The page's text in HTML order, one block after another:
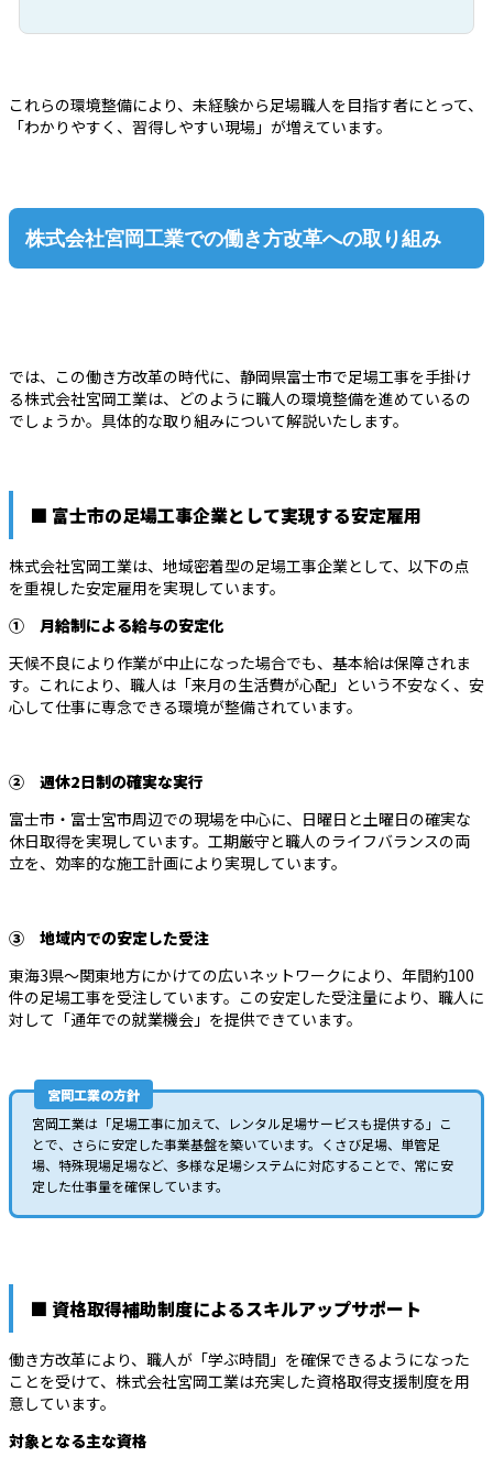
これらの環境整備により、未経験から足場職人を目指す者にとって、
「わかりやすく、習得しやすい現場」が増えています。
株式会社宮岡工業での働き方改革への取り組み
では、この働き方改革の時代に、静岡県富士市で足場工事を手掛け
る株式会社宮岡工業は、どのように職人の環境整備を進めているの
でしょうか。具体的な取り組みについて解説いたします。
■ 富士市の足場工事企業として実現する安定雇用
株式会社宮岡工業は、地域密着型の足場工事企業として、以下の点
を重視した安定雇用を実現しています。
① 月給制による給与の安定化
天候不良により作業が中止になった場合でも、基本給は保障されま
す。これにより、職人は「来月の生活費が心配」という不安なく、安
心して仕事に専念できる環境が整備されています。
② 週休2日制の確実な実行
富士市・富士宮市周辺での現場を中心に、日曜日と土曜日の確実な
休日取得を実現しています。工期厳守と職人のライフバランスの両
立を、効率的な施工計画により実現しています。
③ 地域内での安定した受注
東海3県～関東地方にかけての広いネットワークにより、年間約100
件の足場工事を受注しています。この安定した受注量により、職人に
対して「通年での就業機会」を提供できています。
宮岡工業の方針
宮岡工業は「足場工事に加えて、レンタル足場サービスも提供する」こ
とで、さらに安定した事業基盤を築いています。くさび足場、単管足
場、特殊現場足場など、多様な足場システムに対応することで、常に安
定した仕事量を確保しています。
■ 資格取得補助制度によるスキルアップサポート
働き方改革により、職人が「学ぶ時間」を確保できるようになった
ことを受けて、株式会社宮岡工業は充実した資格取得支援制度を用
意しています。
対象となる主な資格